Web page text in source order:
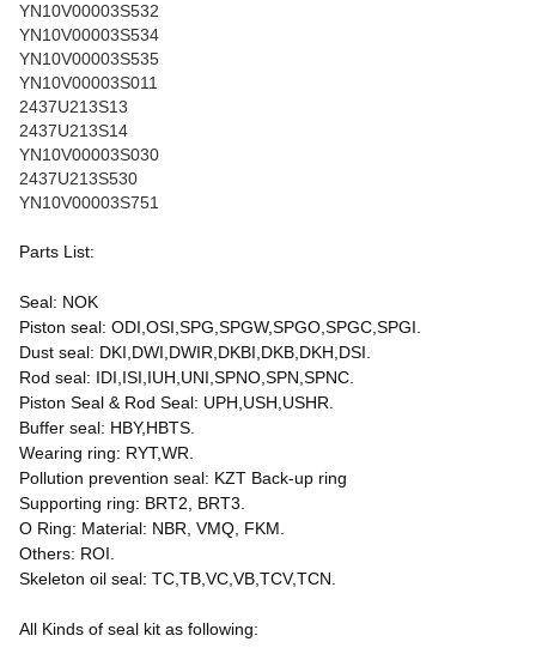
YN10V00003S532
YN10V00003S534
YN10V00003S535
YN10V00003S011
2437U213S13
2437U213S14
YN10V00003S030
2437U213S530
YN10V00003S751
Parts List:
Seal: NOK
Piston seal: ODI,OSI,SPG,SPGW,SPGO,SPGC,SPGI.
Dust seal: DKI,DWI,DWIR,DKBI,DKB,DKH,DSI.
Rod seal: IDI,ISI,IUH,UNI,SPNO,SPN,SPNC.
Piston Seal & Rod Seal: UPH,USH,USHR.
Buffer seal: HBY,HBTS.
Wearing ring: RYT,WR.
Pollution prevention seal: KZT Back-up ring
Supporting ring: BRT2, BRT3.
O Ring: Material: NBR, VMQ, FKM.
Others: ROI.
Skeleton oil seal: TC,TB,VC,VB,TCV,TCN.
All Kinds of seal kit as following: